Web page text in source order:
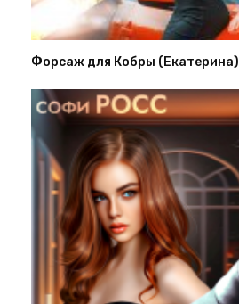
Форсаж для Кобры (Екатерина)